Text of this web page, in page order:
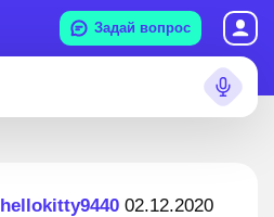
Задай вопрос
hellokitty9440 02.12.2020